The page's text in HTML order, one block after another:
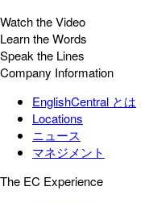
Watch the Video
Learn the Words
Speak the Lines
Company Information
EnglishCentral とは
Locations
ニュース
マネジメント
The EC Experience